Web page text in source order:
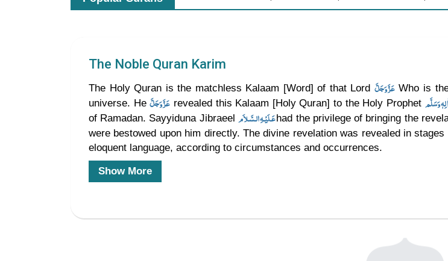
The Noble Quran Karim
The Holy Quran is the matchless Kalaam [Word] of that Lord عَزَّوَجَلَّWho is
universe. Heعَزَّوَجَلَّ revealed this Kalaam [Holy Quran] to the Holy Prophet وَسَلَّم
of Ramadan. Sayyiduna Jibraeel
had the privilege of bringing the
were bestowed upon him directly. The divine revelation was revealed in
eloquent language, according to circumstances and occurrences.
Show More